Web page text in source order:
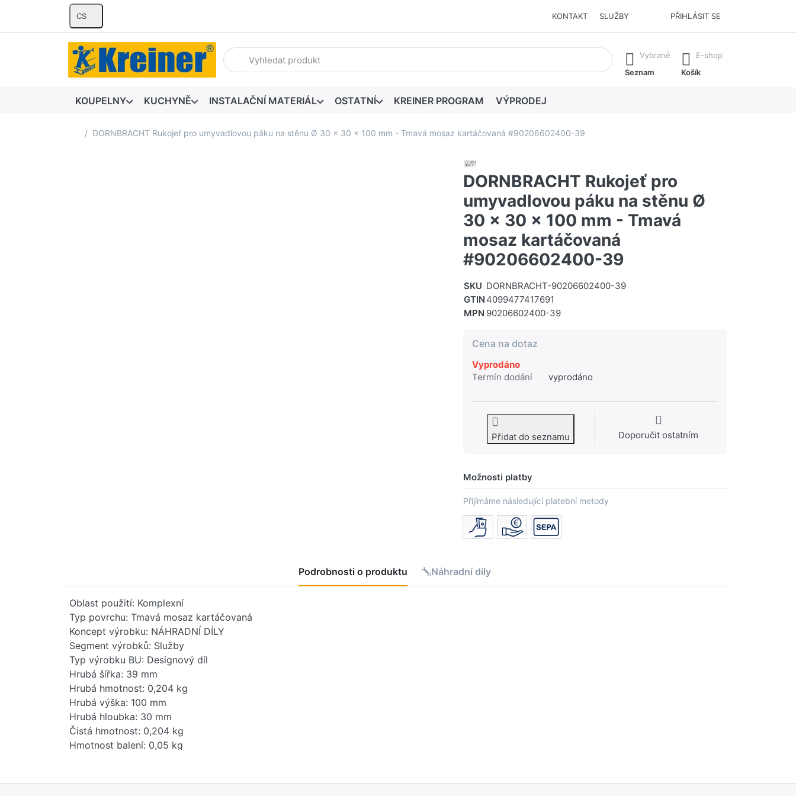
CS KONTAKT SLUŽBY PŘIHLÁSIT SE
Zadejte hledaný výraz. První výsledky se zobrazí automaticky při zadávání. Stisknutím klávesy Enter vyvoláte všechny výsledky.
Vybrané
Seznam
E-shop
Košík
KOUPELNY KUCHYNĚ INSTALAČNÍ MATERIÁL OSTATNÍ KREINER PROGRAM VÝPRODEJ
Domovská stránka
DORNBRACHT Rukojeť pro umyvadlovou páku na stěnu Ø 30 x 30 x 100 mm - Tmavá mosaz kartáčovaná #90206602400-39
DORNBRACHT Rukojeť pro
umyvadlovou páku na stěnu Ø
30 x 30 x 100 mm - Tmavá
mosaz kartáčovaná
#90206602400-39
SKU DORNBRACHT-90206602400-39
GTIN 4099477417691
MPN 90206602400-39
Cena na dotaz
Vyprodáno
Termín dodání
vyprodáno
Přidat do seznamu Doporučit ostatním
Možnosti platby
Přijímáme následující platební metody
Podrobnosti o produktu Náhradní díly
Oblast použití: Komplexní
Typ povrchu: Tmavá mosaz kartáčovaná
Koncept výrobku: NÁHRADNÍ DÍLY
Segment výrobků: Služby
Typ výrobku BU: Designový díl
Hrubá šířka: 39 mm
Hrubá hmotnost: 0,204 kg
Hrubá výška: 100 mm
Hrubá hloubka: 30 mm
Čistá hmotnost: 0,204 kg
Hmotnost balení: 0,05 kg
Země původu: DE